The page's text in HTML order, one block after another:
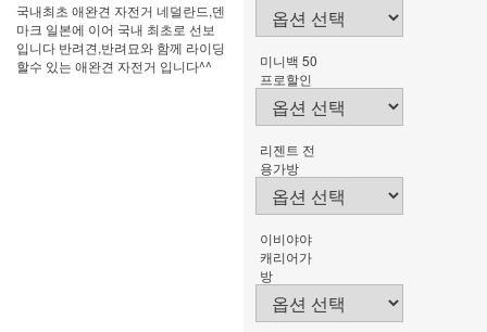
국내최초 애완견 자전거 네덜란드,덴
마크 일본에 이어 국내 최초로 선보
입니다 반려견,반려묘와 함께 라이딩
할수 있는 애완견 자전거 입니다^^
미니백 50
프로할인
리젠트 전
용가방
이비야야
캐리어가
방